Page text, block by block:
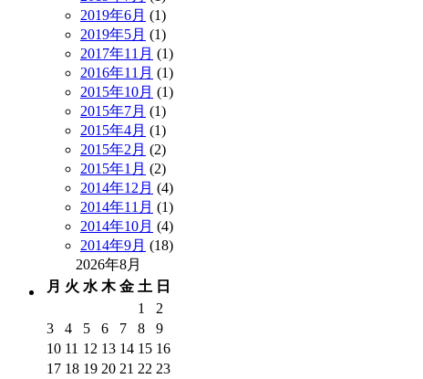
2019年6月 (1)
2019年5月 (1)
2017年11月 (1)
2016年11月 (1)
2015年10月 (1)
2015年7月 (1)
2015年4月 (1)
2015年2月 (2)
2015年1月 (2)
2014年12月 (4)
2014年11月 (1)
2014年10月 (4)
2014年9月 (18)
2026年8月
月 火 水 木 金 土 日
1
2
3
4 5 6 7 8
9
10 11 12 13 14 15 16
17 18 19 20 21 22 23